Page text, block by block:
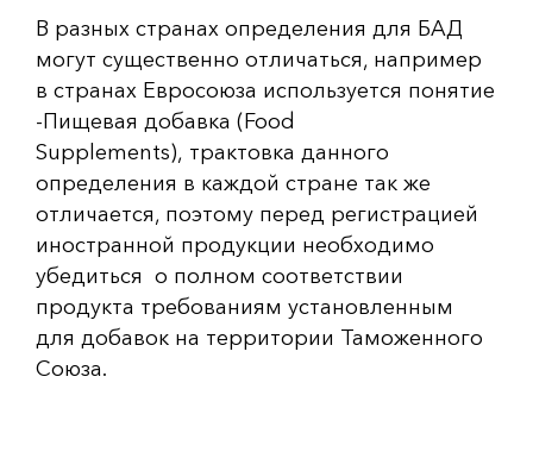
В разных странах определения для БАД
могут существенно отличаться, например
в странах Евросоюза используется понятие
-Пищевая добавка (Food
Supplements), трактовка данного
определения в каждой стране так же
отличается, поэтому перед регистрацией
иностранной продукции необходимо
убедиться о полном соответствии
продукта требованиям установленным
для добавок на территории Таможенного
Союза.